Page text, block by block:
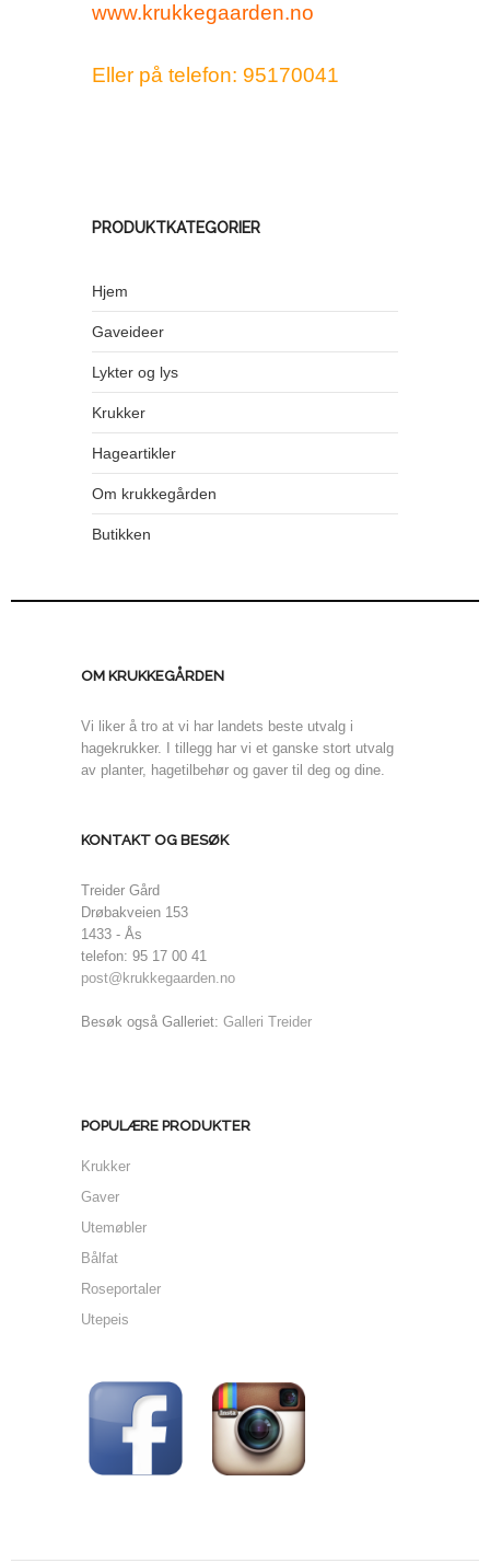
www.krukkegaarden.no
Eller på telefon: 95170041
PRODUKTKATEGORIER
Hjem
Gaveideer
Lykter og lys
Krukker
Hageartikler
Om krukkegården
Butikken
OM KRUKKEGÅRDEN
Vi liker å tro at vi har landets beste utvalg i
hagekrukker. I tillegg har vi et ganske stort utvalg
av planter, hagetilbehør og gaver til deg og dine.
KONTAKT OG BESØK
Treider Gård
Drøbakveien 153
1433 - Ås
telefon: 95 17 00 41
post@krukkegaarden.no
Besøk også Galleriet: Galleri Treider
POPULÆRE PRODUKTER
Krukker
Gaver
Utemøbler
Bålfat
Roseportaler
Utepeis